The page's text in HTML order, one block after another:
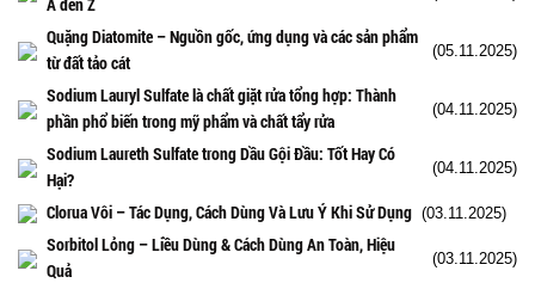
Quặng Diatomite – Nguồn gốc, ứng dụng và các sản phẩm
từ đất tảo cát
(05.11.2025)
Sodium Lauryl Sulfate là chất giặt rửa tổng hợp: Thành
phần phổ biến trong mỹ phẩm và chất tẩy rửa
(04.11.2025)
Sodium Laureth Sulfate trong Dầu Gội Đầu: Tốt Hay Có
Hại?
(04.11.2025)
Clorua Vôi – Tác Dụng, Cách Dùng Và Lưu Ý Khi Sử Dụng (03.11.2025)
Sorbitol Lỏng – Liều Dùng & Cách Dùng An Toàn, Hiệu
Quả
(03.11.2025)